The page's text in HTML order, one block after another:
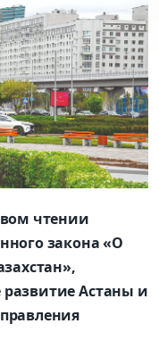
чтении
закона «О
Астаны и